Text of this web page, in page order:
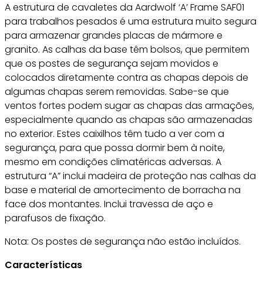
A estrutura de cavaletes da Aardwolf ‘A’ Frame SAF01
para trabalhos pesados é uma estrutura muito segura
para armazenar grandes placas de mármore e
granito. As calhas da base têm bolsos, que permitem
que os postes de segurança sejam movidos e
colocados diretamente contra as chapas depois de
algumas chapas serem removidas. Sabe-se que
ventos fortes podem sugar as chapas das armações,
especialmente quando as chapas são armazenadas
no exterior. Estes caixilhos têm tudo a ver com a
segurança, para que possa dormir bem à noite,
mesmo em condições climatéricas adversas. A
estrutura “A” inclui madeira de proteção nas calhas da
base e material de amortecimento de borracha na
face dos montantes. Inclui travessa de aço e
parafusos de fixação.
Nota: Os postes de segurança não estão incluídos.
Características